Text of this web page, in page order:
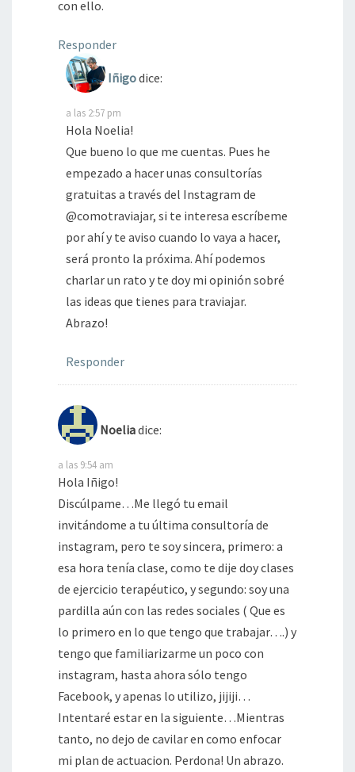
con ello.
Responder
Iñigodice:
a las 2:57 pm
Hola Noelia!
Que bueno lo que me cuentas. Pues he
empezado a hacer unas consultorías
gratuitas a través del Instagram de
@comotraviajar, si te interesa escríbeme
por ahí y te aviso cuando lo vaya a hacer,
será pronto la próxima. Ahí podemos
charlar un rato y te doy mi opinión sobré
las ideas que tienes para traviajar.
Abrazo!
Responder
Noeliadice:
a las 9:54 am
Hola Iñigo!
Discúlpame…Me llegó tu email
invitándome a tu última consultoría de
instagram, pero te soy sincera, primero: a
esa hora tenía clase, como te dije doy clases
de ejercicio terapéutico, y segundo: soy una
pardilla aún con las redes sociales ( Que es
lo primero en lo que tengo que trabajar….) y
tengo que familiarizarme un poco con
instagram, hasta ahora sólo tengo
Facebook, y apenas lo utilizo, jijiji…
Intentaré estar en la siguiente…Mientras
tanto, no dejo de cavilar en como enfocar
mi plan de actuacion. Perdona! Un abrazo.